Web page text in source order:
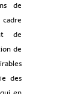
de
de
de
des